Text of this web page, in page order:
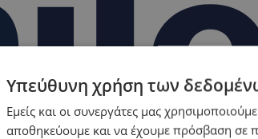
Υπεύθυνη χρήση των
Εμείς και οι συνεργάτες μας
αποθηκεύουμε και να έχουμε πρόσβαση σε